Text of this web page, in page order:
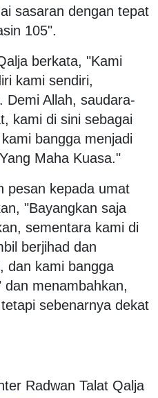
sasaran dengan tepat
105".
berkata, "Kami
kami sendiri,
Demi Allah, saudara-
kami di sini sebagai
bangga menjadi
Maha Kuasa."
pesan kepada umat
"Bayangkan saja
sementara kami di
berjihad dan
dan kami bangga
menambahkan,
sebenarnya dekat
Radwan Talat Qalja